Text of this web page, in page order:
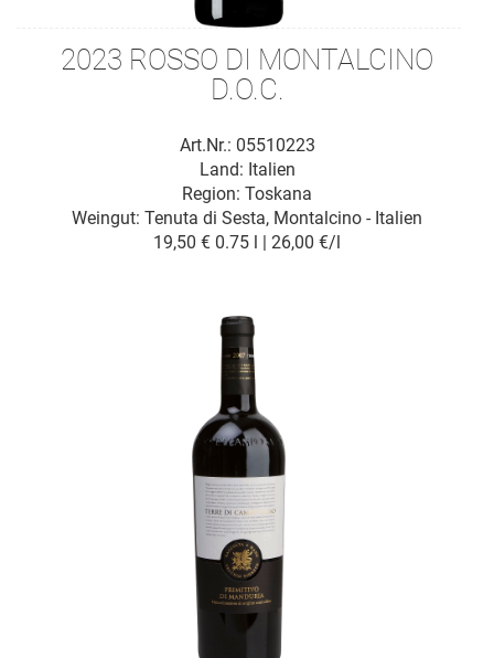
2023 ROSSO DI MONTALCINO
D.O.C.
Art.Nr.: 05510223
Weingut:Tenuta di Sesta, Montalcino - Italien
Land: Italien
Region: Toskana
19,50 € 0.75 l | 26,00 €/l